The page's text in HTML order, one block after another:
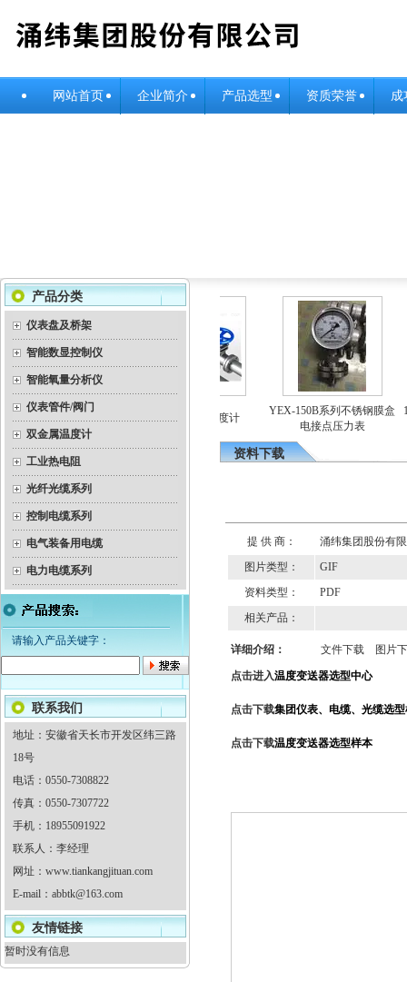
网站首页 企业简介 产品选型 资质荣誉 成
产品分类
仪表盘及桥架
智能数显控制仪
智能氧量分析仪
仪表管件/阀门
双金属温度计
工业热电阻
光纤光缆系列
控制电缆系列
电气装备用电缆
电力电缆系列
请输入产品关键字：
联系我们
地址：安徽省天长市开发区纬三路
18号
电话：0550-7308822
传真：0550-7307722
手机：18955091922
联系人：李经理
网址： www.tiankangjituan.com
E-mail： abbtk@163.com
友情链接
暂时没有信息
送器（隔爆）热电
偶
隔爆双金属温度计
YEX-150B系列不锈钢膜盒
电接点压力表
资料下载
提 供 商：
涌纬集团股份有
图片类型：
GIF
资料类型：
PDF
相关产品：
详细介绍： 文件下载 图片
点击进入温度变送器选型中心
点击下载集团仪表、电缆、光缆选
点击下载温度变送器选型样本